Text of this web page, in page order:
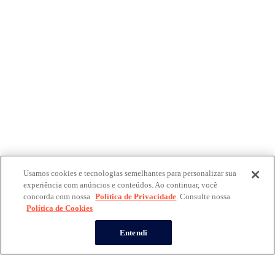
Usamos cookies e tecnologias semelhantes para personalizar sua
experiência com anúncios e conteúdos. Ao continuar, você
concorda com nossa Política de Privacidade. Consulte nossa
Política de Cookies
Entendi